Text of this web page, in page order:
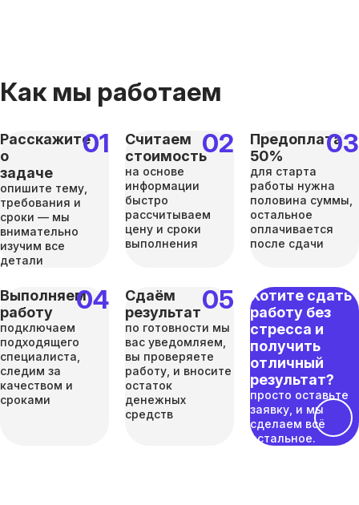
Как мы работаем
Расскажите
о
задаче
опишите тему,
требования и
сроки — мы
внимательно
изучим все
детали
Считаем
стоимость
на основе
информации
быстро
рассчитываем
цену и сроки
выполнения
Предоплата
50%
для старта
работы нужна
половина суммы,
остальное
оплачивается
после сдачи
Выполняем
работу
подключаем
подходящего
специалиста,
следим за
качеством и
сроками
Сдаём
результат
по готовности мы
вас уведомляем,
вы проверяете
работу, и вносите
остаток
денежных
средств
Хотите сдать
работу без
стресса и
получить
отличный
результат?
просто оставьте
заявку, и мы
сделаем всё
остальное.